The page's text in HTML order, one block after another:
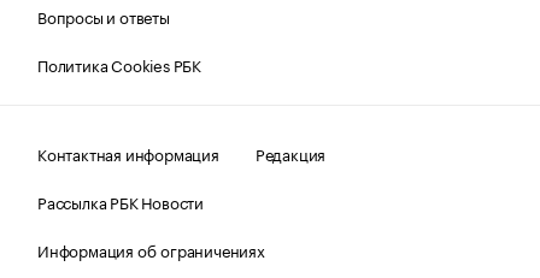
Вопросы и ответы
Политика Cookies РБК
Контактная информация
Редакция
Рассылка РБК Новости
Информация об ограничениях